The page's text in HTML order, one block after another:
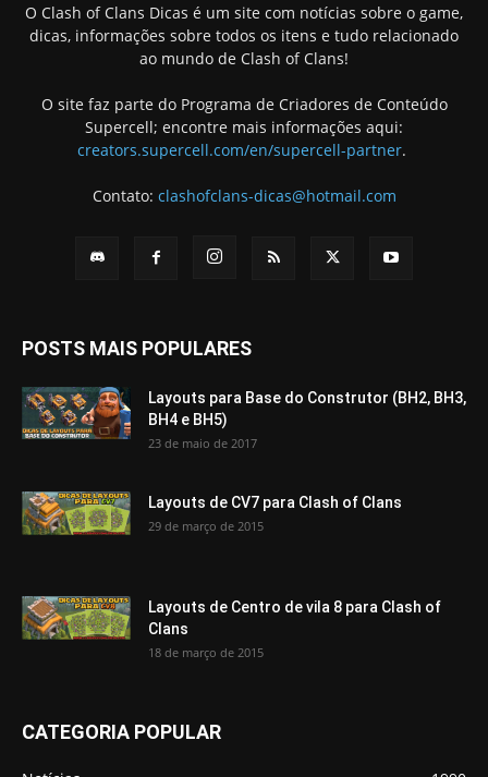
O Clash of Clans Dicas é um site com notícias sobre o game,
dicas, informações sobre todos os itens e tudo relacionado
ao mundo de Clash of Clans!
O site faz parte do Programa de Criadores de Conteúdo
Supercell; encontre mais informações aqui:
creators.supercell.com/en/supercell-partner.
Contato: clashofclans-dicas@hotmail.com
POSTS MAIS POPULARES
Layouts para Base do Construtor (BH2, BH3,
BH4 e BH5)
23 de maio de 2017
Layouts de CV7 para Clash of Clans
29 de março de 2015
Layouts de Centro de vila 8 para Clash of
Clans
18 de março de 2015
CATEGORIA POPULAR